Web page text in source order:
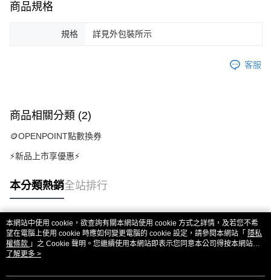
商品規格
規格 詳見外包裝所示
客服
商品相關分類 (2)
🪙OPENPOINT點數換券
⚡新品上市享優惠⚡
本分類熱銷全站排行
熱門標籤
本網站中使用 cookie，欲查詢有關本網站使用 cookie 方式之詳情，及若您不希
望在電腦上使用 cookie 時應如何變更電腦的 cookie 設定，請參閱本網站「 隱私
權條款 」之 Cookie 聲明。您繼續使用本網站即表示您同意本公司得按本網站使
用條款之 Cookie 聲明使用 cookie。
了解更多 >